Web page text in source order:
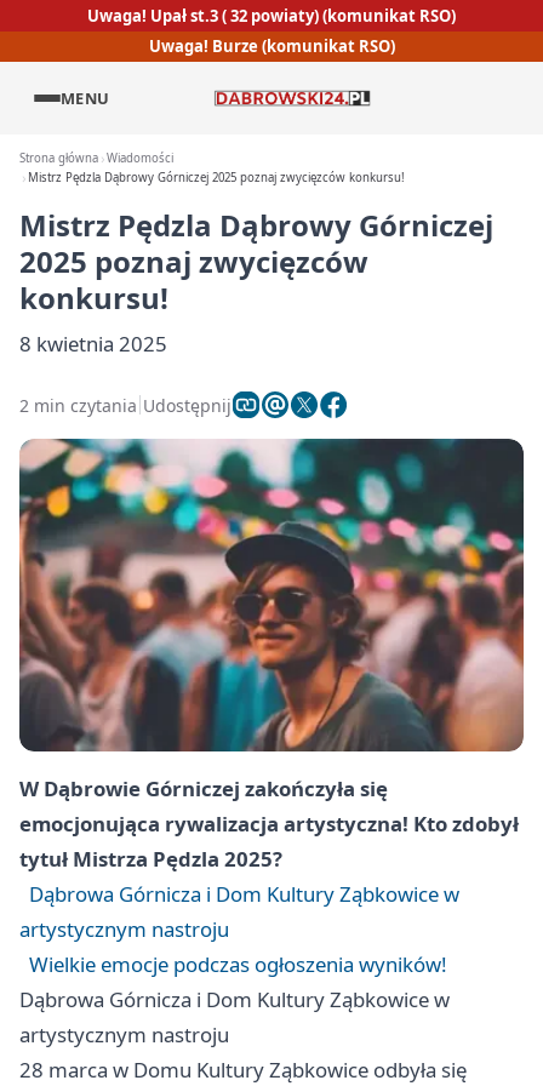
Uwaga! Upał st.3 ( 32 powiaty) (komunikat RSO)
Uwaga! Burze (komunikat RSO)
MENU
Strona główna Wiadomości
Mistrz Pędzla Dąbrowy Górniczej 2025 poznaj zwycięzców konkursu!
Mistrz Pędzla Dąbrowy Górniczej
2025 poznaj zwycięzców
konkursu!
8 kwietnia 2025
2 min czytania Udostępnij
W Dąbrowie Górniczej zakończyła się
emocjonująca rywalizacja artystyczna! Kto zdobył
tytuł Mistrza Pędzla 2025?
Dąbrowa Górnicza i Dom Kultury Ząbkowice w
artystycznym nastroju
Wielkie emocje podczas ogłoszenia wyników!
Dąbrowa Górnicza i Dom Kultury Ząbkowice w
artystycznym nastroju
28 marca w Domu Kultury Ząbkowice odbyła się